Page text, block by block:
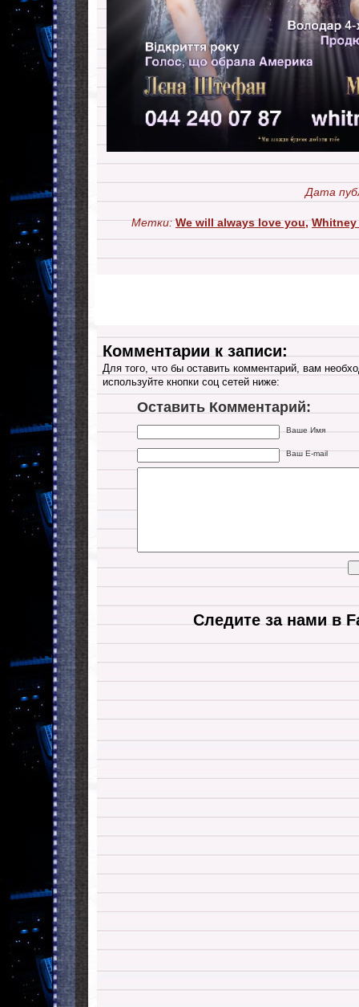
Дата
Метки: We will always love you,
Комментарии к записи:
Для того, что бы оставить комментарий, вам
используйте кнопки соц сетей ниже:
Оставить Комментарий:
Ваше Имя
Ваш E-mail
Следите за нами в